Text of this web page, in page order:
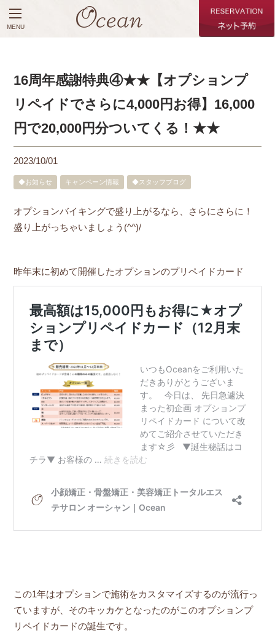
MENU
16周年感謝特典④★★【オプションプ
リペイドでさらに4,000円お得】16,000
円で20,000円分ついてくる！★★
2023/10/01
◆お知らせ キャンペーン情報 ◆スタッフブログ
オプションバイキングで盛り上がるなら、さらにさらに！
盛り上がっちゃいましょう(^^)/
昨年末に初めて開催したオプションのプリペイドカード
この1年はオプションで施術をカスタマイズするのが流行っ
ていますが、そのキッカケとなったのがこのオプションプ
リペイドカードの誕生です。